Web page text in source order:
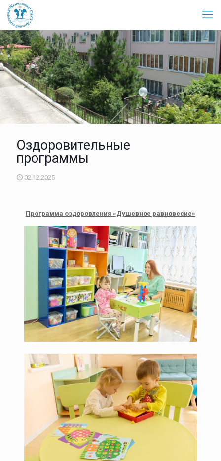
Оздоровительные
программы
02.12.2025
Программа оздоровления «Душевное равновесие»